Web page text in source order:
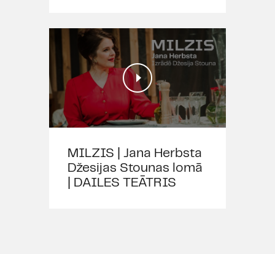
MILZIS | Jana Herbsta
Džesijas Stounas lomā
| DAILES TEĀTRIS